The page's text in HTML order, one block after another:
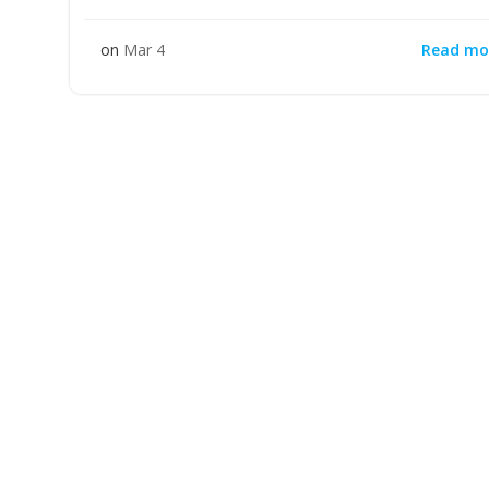
on Mar 4 Read